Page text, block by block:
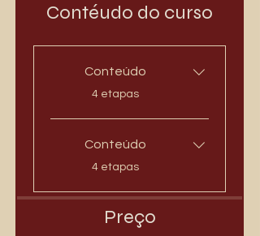
Contéudo do curso
Conteúdo
.
4 etapas
Conteúdo
.
4 etapas
Preço